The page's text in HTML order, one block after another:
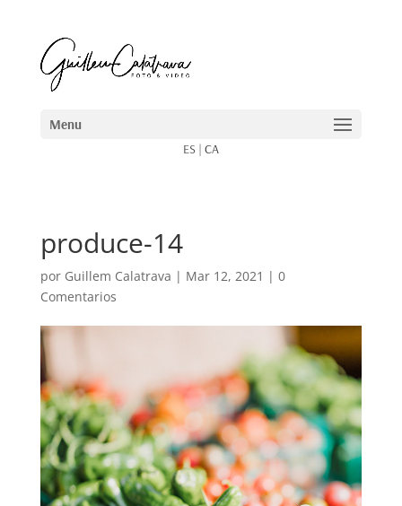
ES| CA
produce-14
por Guillem Calatrava | Mar 12, 2021 | 0
Comentarios